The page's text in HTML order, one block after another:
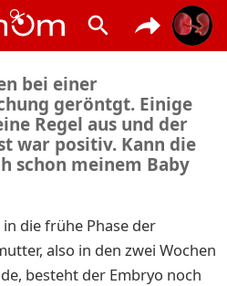
bei einer
geröntgt. Einige
Regel aus und der
war positiv. Kann die
schon meinem Baby
die frühe Phase der
also in den zwei Wochen
besteht der Embryo noch